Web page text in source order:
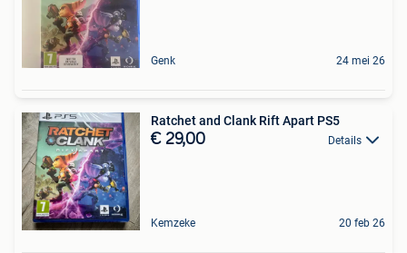
Genk 24 mei 26
Ratchet and Clank Rift Apart PS5
€ 29,00 Details
Kemzeke 20 feb 26